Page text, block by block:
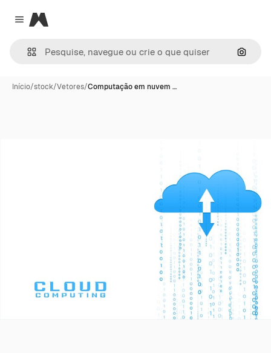
Close menu
Magnific
Início/stock/Vetores/Computação em nuvem …